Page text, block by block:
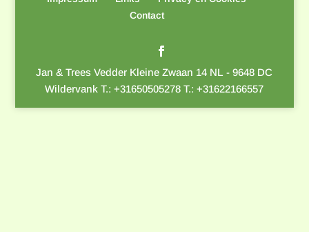
Contact
Jan & Trees Vedder Kleine Zwaan 14 NL - 9648 DC
Wildervank T.: +31650505278 T.: +31622166557